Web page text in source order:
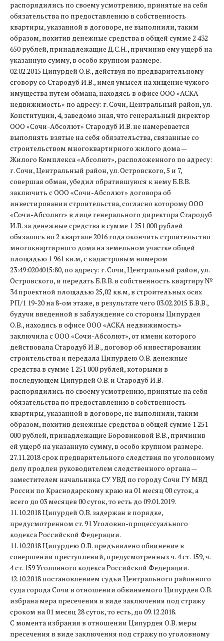
распорядились по своему усмотрению, принятые на себя
обязательства по предоставлению в собственность
квартиры, указанной в договоре, не выполнили, таким
образом, похитив денежные средства в общей сумме 2 432
650 рублей, принадлежащие Д.С.Н., причинив ему ущерб на
указанную сумму, в особо крупном размере.
02.02.2015 Ципурдей О.В., действуя по предварительному
сговору со Стародуб И.В., имея умысел на хищение чужого
имущества путем обмана, находясь в офисе ООО «АСКА
недвижимость» по адресу: г. Сочи, Центральный район, ул.
Конституции, 4, заведомо зная, что генеральный директор
ООО «Сочи-Абсолют» Стародуб И.В. не намеревается
выполнять взятые на себя обязательства, связанные со
строительством многоквартирного жилого дома —
Жилого Комплекса «Абсолют», расположенного по адресу:
г. Сочи, Центральный район, ул. Островского, 5 и 7,
совершая обман, убедил обратившуюся к нему Б.В.В.
заключить с ООО «Сочи-Абсолют» договора об
инвестировании строительства, согласно которому ООО
«Сочи-Абсолют» в лице генерального директора Стародуб
И.В. за денежные средства в сумме 1 251 000 рублей
обязалось во 2 квартале 2016 года окончить строительство
многоквартирного дома на земельном участке общей
площадью 1 961 кв.м, с кадастровым номером
23:49:0204015:80, по адресу: г. Сочи, Центральный район, ул.
Островского, и передать Б.В.В. в собственность квартиру №
34 проектной площадью 25,02 кв.м, в строительных осях
РП/1 19-20 на 8-ом этаже, в результате чего 03.02.2015 Б.В.В.,
будучи введенной в заблуждение со стороны Ципурдея
О.В., находясь в офисе ООО «АСКА недвижимость»
заключила с ООО «Сочи-Абсолют», от имени которого
действовала Стародуб И.В., договор об инвестировании
строительства и передала Ципурдею О.В. денежные
средства в сумме 1 251 000 рублей, которыми в
последующем Ципурдей О.В. и Стародуб И.В.
распорядились по своему усмотрению, принятые на себя
обязательства по предоставлению в собственность
квартиры, указанной в договоре, не выполнили, таким
образом, похитив денежные средства в общей сумме 1 251
000 рублей, принадлежащие Боровиковой В.В., причинив
ей ущерб на указанную сумму, в особо крупном размере.
27.11.2018 срок предварительного следствия по уголовному
делу продлен руководителем следственного органа —
заместителем начальника СУ УВД по городу Сочи ГУ МВД
России по Краснодарскому краю на 01 месяц 00 суток, а
всего до 03 месяцев 00 суток, то есть до 09.01.2019.
11.10.2018 Ципурдей О.В. задержан в порядке,
предусмотренном ст. 91 Уголовно-процессуального
кодекса Российской Федерации.
11.10.2018 Ципурдею О.В. предъявлено обвинение в
совершении преступлений, предусмотренных ч. 4 ст. 159, ч.
4 ст. 159 Уголовного кодекса Российской Федерации.
12.10.2018 постановлением судьи Центрального районного
суда города Сочи в отношении обвиняемого Ципурдея О.В.
избрана мера пресечения в виде заключения под стражу
сроком на 01 месяц 28 суток, то есть, до 09.12.2018.
С момента избрания в отношении Ципурдея О.В. меры
пресечения в виде заключения под стражу по уголовному